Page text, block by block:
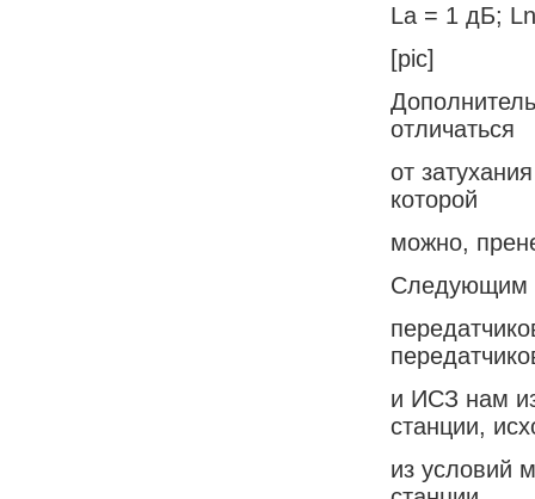
La = 1 дБ;
[pic]
отличаться
от
которой
можно,
Следующим
и ИСЗ нам
станции,
из условий